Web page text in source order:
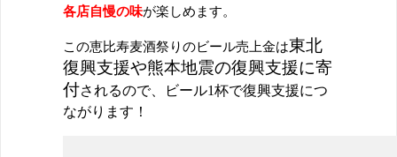
各店自慢の味が楽しめます。
この恵比寿麦酒祭りのビール売上金は東北
復興支援や熊本地震の復興支援に寄
付されるので、ビール1杯で復興支援につ
ながります！